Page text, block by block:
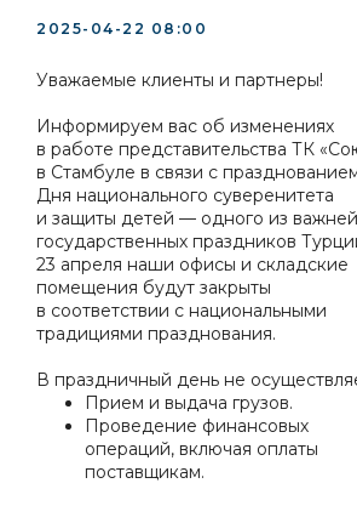
2025-04-22 08:00
Уважаемые клиенты и партнеры!
Информируем вас об изменениях
в работе представительства ТК
в Стамбуле в связи с
Дня национального суверенитета
и защиты детей — одного из
государственных праздников
23 апреля наши офисы и складские
помещения будут закрыты
в соответствии с национальными
традициями празднования.
В праздничный день не
Прием и выдача грузов.
Проведение финансовых
операций, включая оплаты
поставщикам.